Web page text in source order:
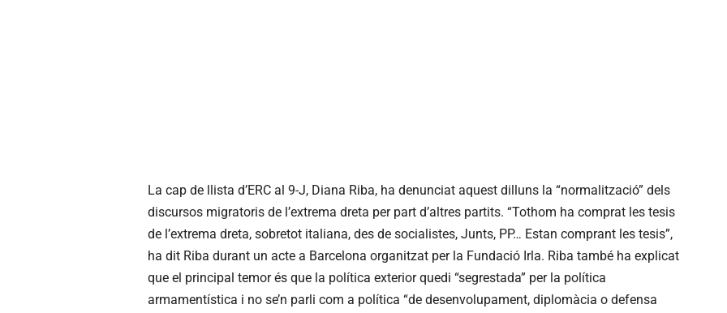
La cap de llista d’ERC al 9-J, Diana Riba, ha denunciat aquest dilluns la “normalització” dels
discursos migratoris de l’extrema dreta per part d’altres partits. “Tothom ha comprat les tesis
de l’extrema dreta, sobretot italiana, des de socialistes, Junts, PP… Estan comprant les tesis”,
ha dit Riba durant un acte a Barcelona organitzat per la Fundació Irla. Riba també ha explicat
que el principal temor és que la política exterior quedi “segrestada” per la política
armamentística i no se’n parli com a política “de desenvolupament, diplomàcia o defensa